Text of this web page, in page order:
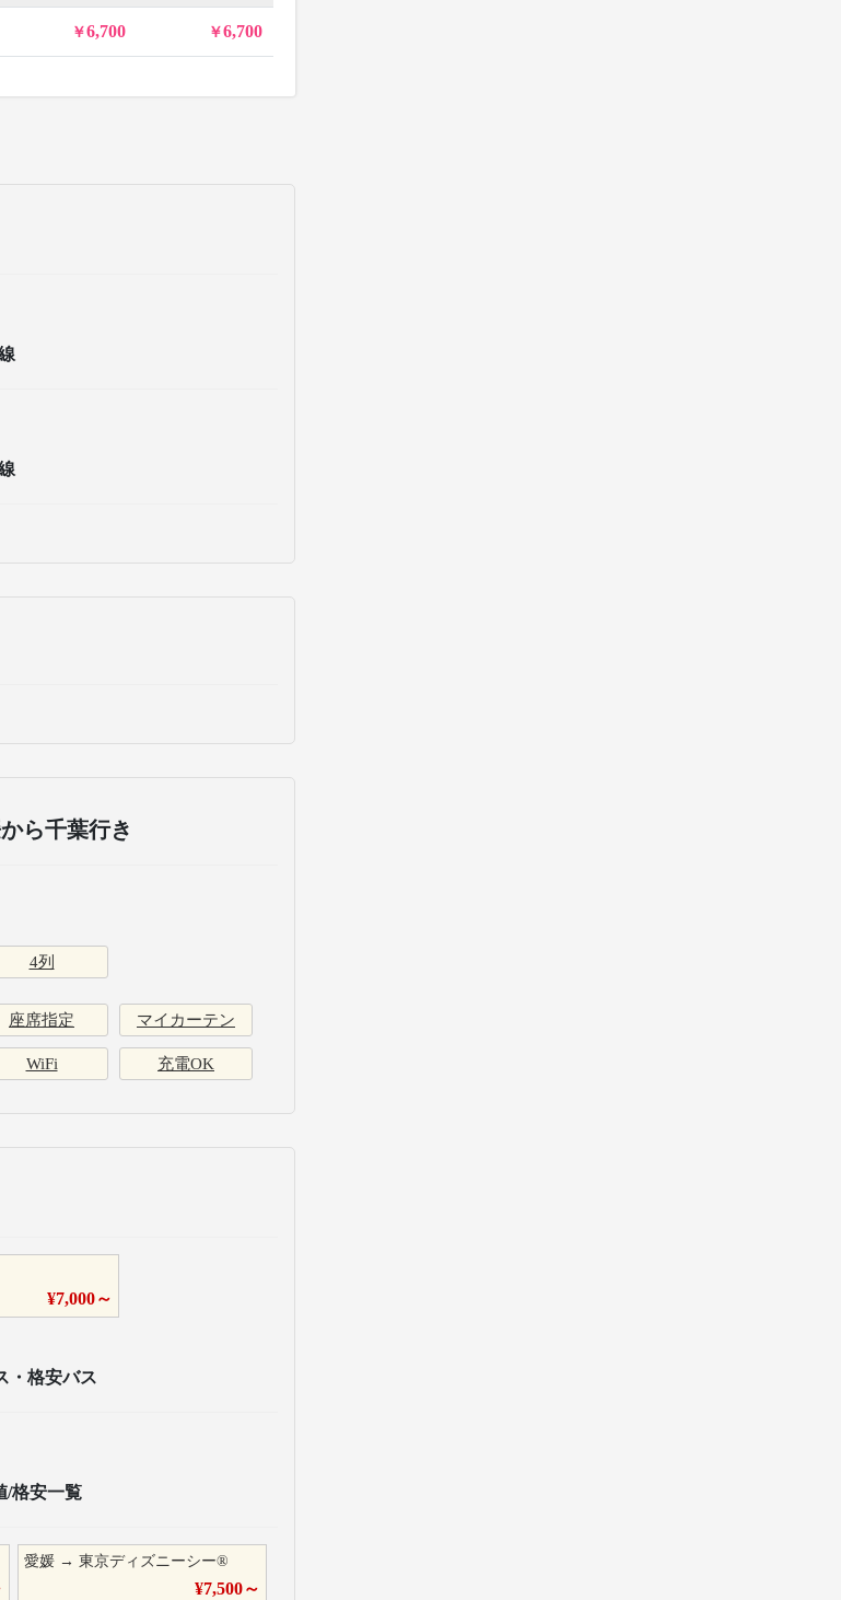
6,700 6,700
ら千葉行き
4列
座席指定 マイカーテン
WiFi 充電OK
¥7,000～
・格安バス
/格安一覧
愛媛 →東京ディズニーシー®
¥7,500～